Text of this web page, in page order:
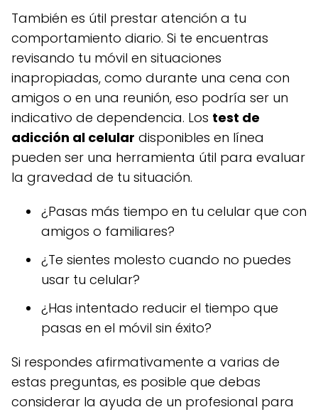
También es útil prestar atención a tu
comportamiento diario. Si te encuentras
revisando tu móvil en situaciones
inapropiadas, como durante una cena con
amigos o en una reunión, eso podría ser un
indicativo de dependencia. Los test de
adicción al celular disponibles en línea
pueden ser una herramienta útil para evaluar
la gravedad de tu situación.
¿Pasas más tiempo en tu celular que con
amigos o familiares?
¿Te sientes molesto cuando no puedes
usar tu celular?
¿Has intentado reducir el tiempo que
pasas en el móvil sin éxito?
Si respondes afirmativamente a varias de
estas preguntas, es posible que debas
considerar la ayuda de un profesional para